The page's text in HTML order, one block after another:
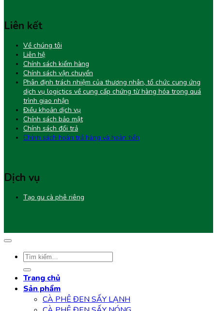
Liên kết
Về chúng tôi
Liên hệ
Chính sách kiểm hàng
Chính sách vận chuyển
Phân định trách nhiệm của thương nhân, tổ chức cung ứng
dịch vụ logictics về cung cấp chứng từ hàng hóa trong quá
trình giao nhận
Điều khoản dịch vụ
Chính sách bảo mật
Chính sách đổi trả
Chính sách hoàn trả hàng và hoàn tiền
Dịch vụ
Tạo gu cà phê riêng
Tìm
kiếm:
Trang chủ
Sản phẩm
CÀ PHÊ ĐEN SẤY LẠNH